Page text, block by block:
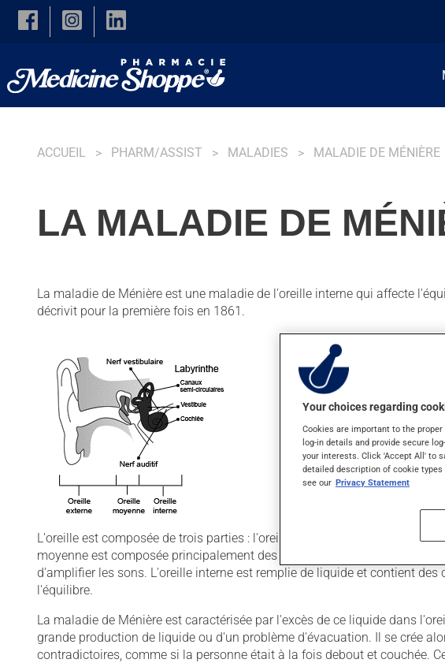
Skip to main content
ACCUEIL PHARM/ASSIST MALADIES MALADIE DE MÉNIÈRE
LA MALADIE DE
La maladie de Ménière est une maladie de l'oreille interne qui affecte
décrivit pour la première fois en 1861.
L'oreille est composée de trois parties : l'oreille externe, moyenne et
moyenne est composée principalement des osselets, trois petits os qui
d'amplifier les sons. L'oreille interne est remplie de liquide et contient
l'équilibre.
La maladie de Ménière est caractérisée par l'excès de ce liquide dans
grande production de liquide ou d'un problème d'évacuation. Il se crée
contradictoires, comme si la personne était à la fois debout et couchée.
Your choices regarding
Cookies are important to the
log-in details and provide secure
your interests. Click 'Accept All' to
detailed description of cookie
see our Privacy Statement